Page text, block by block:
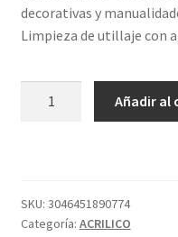
decorativas y
Limpieza de utillaje con
BERMELLÓN
cantidad
Añadir al
SKU: 3046451890774
Categoría: ACRILICO